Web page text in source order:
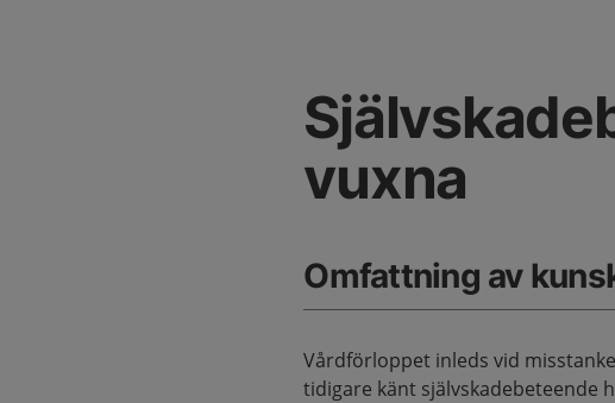
vuxna
Omfattning av
Vårdförloppet inleds vid
tidigare känt självskadebeteende